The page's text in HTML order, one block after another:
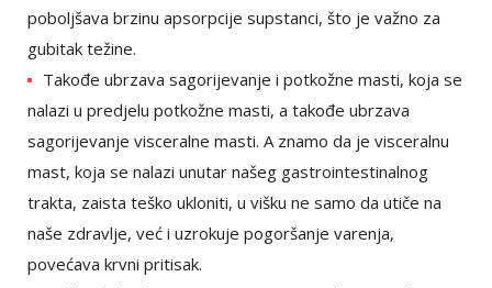
poboljšava brzinu apsorpcije supstanci, što je važno za
gubitak težine.
Takođe ubrzava sagorijevanje i potkožne masti, koja se
nalazi u predjelu potkožne masti, a takođe ubrzava
sagorijevanje visceralne masti. A znamo da je visceralnu
mast, koja se nalazi unutar našeg gastrointestinalnog
trakta, zaista teško ukloniti, u višku ne samo da utiče na
naše zdravlje, već i uzrokuje pogoršanje varenja,
povećava krvni pritisak.